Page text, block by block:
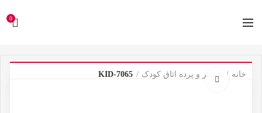
0
خانه پوستر و پرده اتاق کودک KID-7065
برای بزرگنمایی کلیک کنید